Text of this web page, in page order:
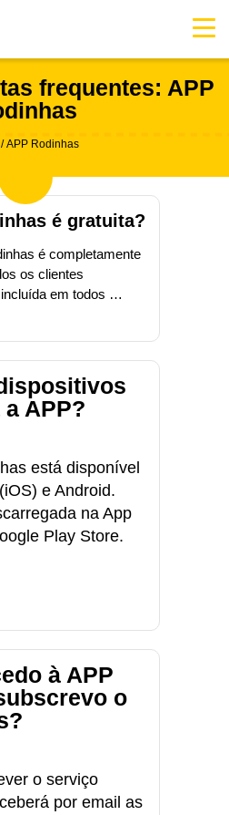
frequentes: APP
APP Rodinhas
é gratuita?
é completamente
os clientes
em todos …
APP?
está disponível
e Android.
na App
Play Store.
à APP
o
o serviço
por email as